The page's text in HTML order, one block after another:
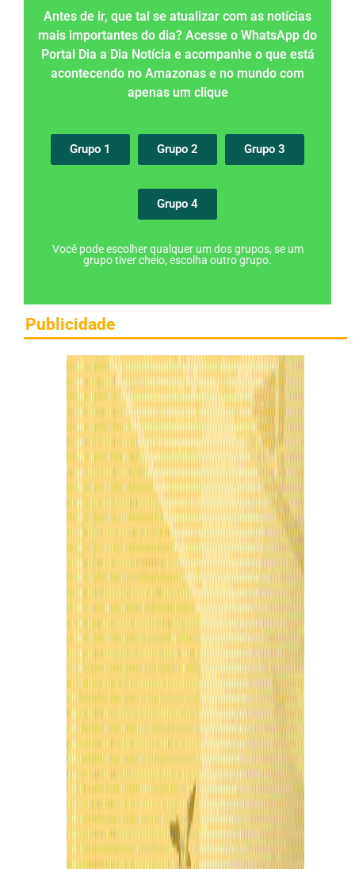
Antes de ir, que tal se atualizar com as notícias
mais importantes do dia? Acesse o WhatsApp do
Portal Dia a Dia Notícia e acompanhe o que está
acontecendo no Amazonas e no mundo com
apenas um clique
Grupo 1 Grupo 2 Grupo 3
Grupo 4
Você pode escolher qualquer um dos grupos, se um
grupo tiver cheio, escolha outro grupo.
Publicidade